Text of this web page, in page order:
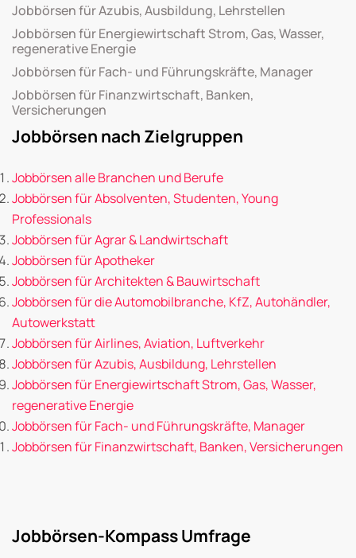
Jobbörsen für Azubis, Ausbildung, Lehrstellen
Jobbörsen für Energiewirtschaft Strom, Gas, Wasser,
regenerative Energie
Jobbörsen für Fach- und Führungskräfte, Manager
Jobbörsen für Finanzwirtschaft, Banken,
Versicherungen
Jobbörsen nach Zielgruppen
Jobbörsen alle Branchen und Berufe
Jobbörsen für Absolventen, Studenten, Young
Professionals
Jobbörsen für Agrar & Landwirtschaft
Jobbörsen für Apotheker
Jobbörsen für Architekten & Bauwirtschaft
Jobbörsen für die Automobilbranche, KfZ, Autohändler,
Autowerkstatt
Jobbörsen für Airlines, Aviation, Luftverkehr
Jobbörsen für Azubis, Ausbildung, Lehrstellen
Jobbörsen für Energiewirtschaft Strom, Gas, Wasser,
regenerative Energie
Jobbörsen für Fach- und Führungskräfte, Manager
Jobbörsen für Finanzwirtschaft, Banken, Versicherungen
Jobbörsen-Kompass Umfrage